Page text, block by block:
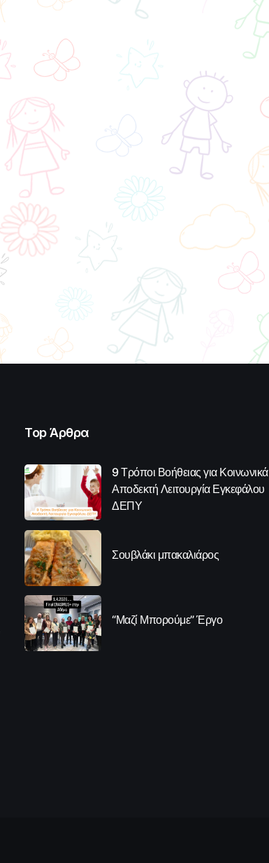
Top Άρθρα
9 Τρόποι Βοήθειας για Κοινωνικά
Αποδεκτή Λειτουργία Εγκεφάλου
ΔΕΠΥ
Σουβλάκι μπακαλιάρος
“Μαζί Μπορούμε” Έργο